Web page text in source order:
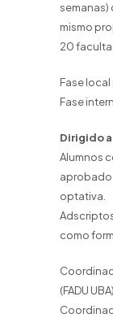
semanas)
mismo
20
Fase
Fase
Dirigido
Alumnos
aprobado
optativa.
como
(FADU UBA)